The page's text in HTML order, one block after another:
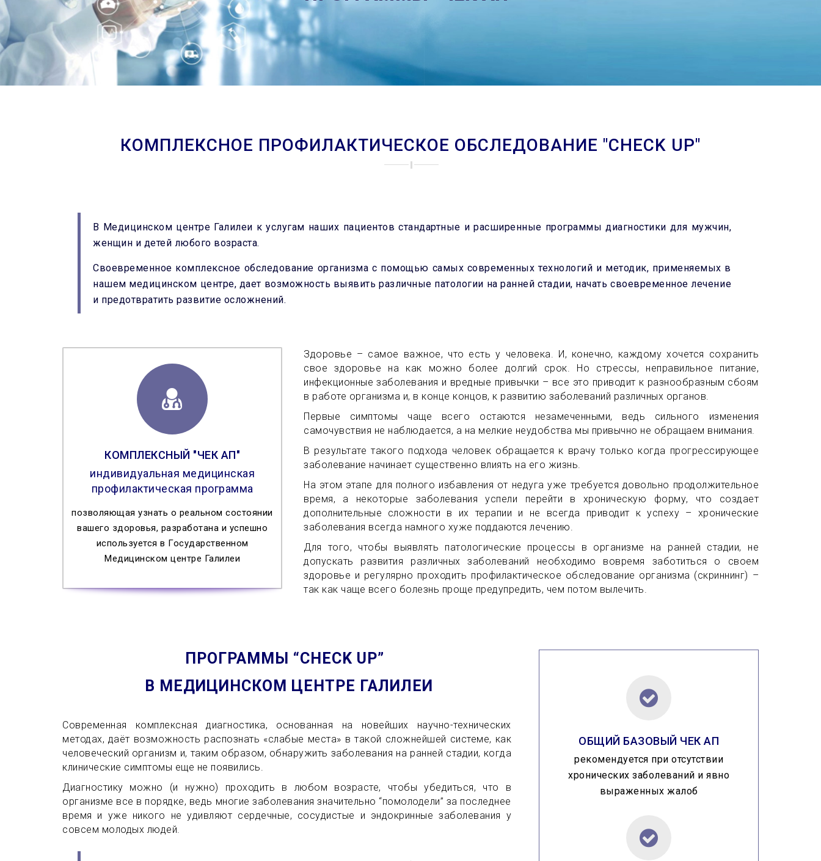
КОМПЛЕКСНОЕ ПРОФИЛАКТИЧЕСКОЕ ОБСЛЕДОВАНИЕ "CHECK UP"
В Медицинском центре Галилеи к услугам наших пациентов стандартные и расширенные программы диагностики для мужчин,
женщин и детей любого возраста.
Своевременное комплексное обследование организма с помощью самых современных технологий и методик, применяемых в
нашем медицинском центре, дает возможность выявить различные патологии на ранней стадии, начать своевременное лечение
и предотвратить развитие осложнений.
КОМПЛЕКСНЫЙ "ЧЕК АП"
индивидуальная медицинская
профилактическая программа
позволяющая узнать о реальном состоянии
вашего здоровья, разработана и успешно
используется в Государственном
Медицинском центре Галилеи
Здоровье – самое важное, что есть у человека. И, конечно, каждому хочется сохранить
свое здоровье на как можно более долгий срок. Но стрессы, неправильное питание,
инфекционные заболевания и вредные привычки – все это приводит к разнообразным сбоям
в работе организма и, в конце концов, к развитию заболеваний различных органов.
Первые симптомы чаще всего остаются незамеченными, ведь сильного изменения
самочувствия не наблюдается, а на мелкие неудобства мы привычно не обращаем внимания.
В результате такого подхода человек обращается к врачу только когда прогрессирующее
заболевание начинает существенно влиять на его жизнь.
На этом этапе для полного избавления от недуга уже требуется довольно продолжительное
время, а некоторые заболевания успели перейти в хроническую форму, что создает
дополнительные сложности в их терапии и не всегда приводит к успеху – хронические
заболевания всегда намного хуже поддаются лечению.
Для того, чтобы выявлять патологические процессы в организме на ранней стадии, не
допускать развития различных заболеваний необходимо вовремя заботиться о своем
здоровье и регулярно проходить профилактическое обследование организма (скриннинг) –
так как чаще всего болезнь проще предупредить, чем потом вылечить.
ПРОГРАММЫ “CHECK UP”
В МЕДИЦИНСКОМ ЦЕНТРЕ ГАЛИЛЕИ
Современная комплексная диагностика, основанная на новейших научно-технических
методах, даёт возможность распознать «слабые места» в такой сложнейшей системе, как
человеческий организм и, таким образом, обнаружить заболевания на ранней стадии, когда
клинические симптомы еще не появились.
Диагностику можно (и нужно) проходить в любом возрасте, чтобы убедиться, что в
организме все в порядке, ведь многие заболевания значительно “помолодели” за последнее
время и уже никого не удивляют сердечные, сосудистые и эндокринные заболевания у
совсем молодых людей.
ОБЩИЙ БАЗОВЫЙ ЧЕК АП
рекомендуется при отсутствии
хронических заболеваний и явно
выраженных жалоб